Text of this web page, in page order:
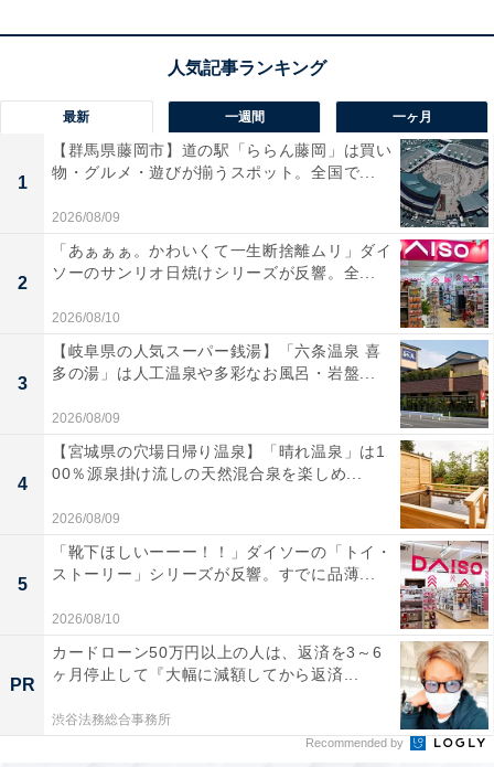
る意識があります。こうした子どもはそのおかげで、偏
差値50〜60をキープする傾向があります。
ただし、その勉強は「自分の意志でやりたいからやって
いる」とは限りません。「やりたくはないけれど、言わ
れたから仕方なくやっている」という受け身の姿勢であ
ることも多いようです。
次に、偏差値50未満の子どもたちを見てみましょう。
この層の子どもは、まだまだ幼さが目立ちます。宿題の
ように「やるべきこと」があっても、毎日欠かさずに取
り組むのは難しいようです。宿題の中でわからないとこ
ろがあると、途中で投げ出してしまうこともあります。
感情のままに行動しやすく、「大人にばれないように手
を抜く」という一面を見せることも。やるべきことより
も、自分の気分や快適さを優先する傾向があるのです。
最新 一週間 一ヶ月
1
【群馬県藤岡市】道の駅「ららん藤岡」は買い
物・グルメ・遊びが揃うスポット。全国で...
2026/08/09
2
「あぁぁぁ。かわいくて一生断捨離ムリ」ダイ
ソーのサンリオ日焼けシリーズが反響。全...
2026/08/10
3
【岐阜県の人気スーパー銭湯】「六条温泉 喜
多の湯」は人工温泉や多彩なお風呂・岩盤...
2026/08/09
4
【宮城県の穴場日帰り温泉】「晴れ温泉」は1
00％源泉掛け流しの天然混合泉を楽しめ...
2026/08/09
5
「靴下ほしいーーー！！」ダイソーの「トイ・
ストーリー」シリーズが反響。すでに品薄...
2026/08/10
PR
カードローン50万円以上の人は、返済を3～6
ヶ月停止して『大幅に減額してから返済...
渋谷法務総合事務所
Recommended by